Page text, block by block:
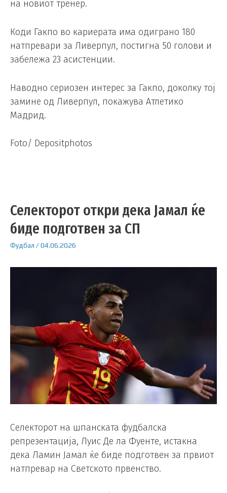
на новиот тренер.
Коди Гакпо во кариерата има одиграно 180
натпревари за Ливерпул, постигна 50 голови и
забележа 23 асистенции.
Наводно сериозен интерес за Гакпо, доколку тој
замине од Ливерпул, покажува Атлетико
Мадрид.
Foto/ Depositphotos
Селекторот откри дека Јамал ќе
биде подготвен за СП
Фудбал /04.06.2026
Селекторот на шпанската фудбалска
репрезентација, Луис Де ла Фуенте, истакна
дека Ламин Јамал ​​ќе биде подготвен за првиот
натпревар на Светското првенство.